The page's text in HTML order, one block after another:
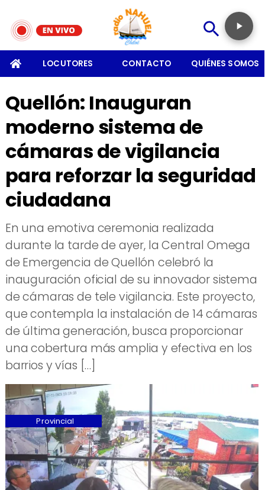
LOCUTORES CONTACTO QUIÉNES SOMOS
Quellón: Inauguran
moderno sistema de
cámaras de vigilancia
para reforzar la seguridad
ciudadana
En una emotiva ceremonia realizada
durante la tarde de ayer, la Central Omega
de Emergencia de Quellón celebró la
inauguración oficial de su innovador sistema
de cámaras de tele vigilancia. Este proyecto,
que contempla la instalación de 14 cámaras
de última generación, busca proporcionar
una cobertura más amplia y efectiva en los
barrios y vías […]
Provincial